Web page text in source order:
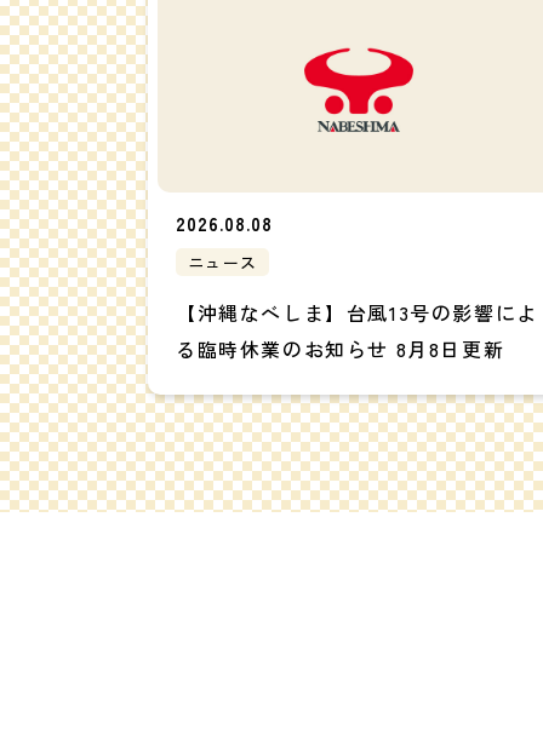
2026.08.08
ニュース
【沖縄なべしま】台風13号の影響によ
る臨時休業のお知らせ 8月8日更新